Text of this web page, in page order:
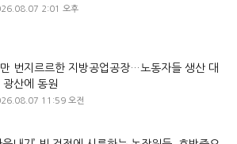
2:01 오후
번지르르한 지방공업공장…노동자들 생산 대
광산에 동원
11:59 오전